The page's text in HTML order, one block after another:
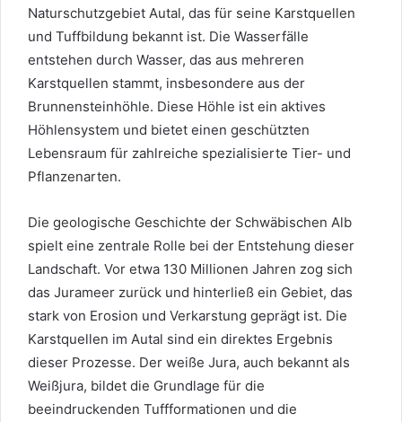
Naturschutzgebiet Autal, das für seine Karstquellen
und Tuffbildung bekannt ist. Die Wasserfälle
entstehen durch Wasser, das aus mehreren
Karstquellen stammt, insbesondere aus der
Brunnensteinhöhle. Diese Höhle ist ein aktives
Höhlensystem und bietet einen geschützten
Lebensraum für zahlreiche spezialisierte Tier- und
Pflanzenarten.
Die geologische Geschichte der Schwäbischen Alb
spielt eine zentrale Rolle bei der Entstehung dieser
Landschaft. Vor etwa 130 Millionen Jahren zog sich
das Jurameer zurück und hinterließ ein Gebiet, das
stark von Erosion und Verkarstung geprägt ist. Die
Karstquellen im Autal sind ein direktes Ergebnis
dieser Prozesse. Der weiße Jura, auch bekannt als
Weißjura, bildet die Grundlage für die
beeindruckenden Tuffformationen und die